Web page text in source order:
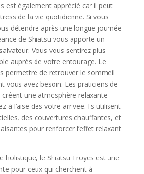
est également apprécié car il peut
de la vie quotidienne. Si vous
détendre après une longue journée
de Shiatsu vous apporte un
Vous vous sentirez plus
auprès de votre entourage. Le
permettre de retrouver le sommeil
vous avez besoin. Les praticiens de
créent une atmosphère relaxante
à l’aise dès votre arrivée. Ils utilisent
des couvertures chauffantes, et
pour renforcer l’effet relaxant
holistique, le Shiatsu Troyes est une
pour ceux qui cherchent à